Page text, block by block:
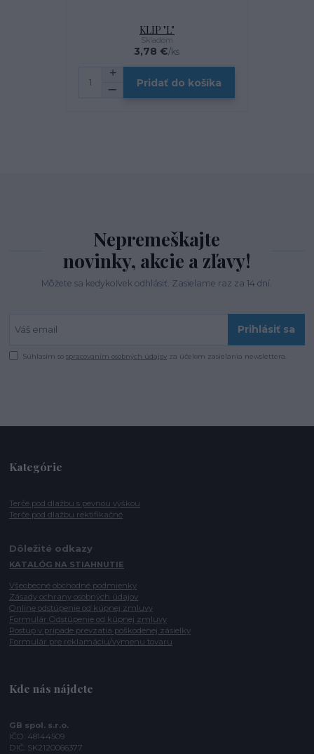
KLIP "L"
3,78 €/ks
Skladom
Pridať do košíka
Nepremeškajte
novinky, akcie a zľavy!
Môžete sa kedykoľvek odhlásiť. Zasielame raz za 14 dní.
Prihlásiť sa
Súhlasím sospracovaním osobných údajov za účelom zasielania newslettera.
Kategórie
Terče pod dlažbu s pevnou výškou
Terče pod dlažbu rektifikačné
Dôležité odkazy
KATALÓG NA STIAHNUTIE
Všeobecné obchodné podmienky
Zásady ochrany osobných údajov
Online odstúpenie od kúpnej zmluvy
Formulár Odstúpenie od kúpnej zmluvy
Postup v prípade prevzatia poškodenej zásielky
Formulár pre reklamáciu/výmenu tovaru
Kde nás nájdete
GB spol. s.r.o.
IČO: 48144509
DIČ: SK2120066377